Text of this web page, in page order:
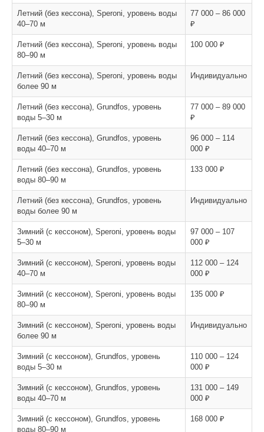
Летний (без кессона), Speroni, уровень воды
40–70 м
77 000 – 86 000
₽
Летний (без кессона), Speroni, уровень воды
80–90 м
100 000 ₽
Летний (без кессона), Speroni, уровень воды
более 90 м
Индивидуально
Летний (без кессона), Grundfos, уровень
воды 5–30 м
77 000 – 89 000
₽
Летний (без кессона), Grundfos, уровень
воды 40–70 м
96 000 – 114
000 ₽
Летний (без кессона), Grundfos, уровень
воды 80–90 м
133 000 ₽
Летний (без кессона), Grundfos, уровень
воды более 90 м
Индивидуально
Зимний (с кессоном), Speroni, уровень воды
5–30 м
97 000 – 107
000 ₽
Зимний (с кессоном), Speroni, уровень воды
40–70 м
112 000 – 124
000 ₽
Зимний (с кессоном), Speroni, уровень воды
80–90 м
135 000 ₽
Зимний (с кессоном), Speroni, уровень воды
более 90 м
Индивидуально
Зимний (с кессоном), Grundfos, уровень
воды 5–30 м
110 000 – 124
000 ₽
Зимний (с кессоном), Grundfos, уровень
воды 40–70 м
131 000 – 149
000 ₽
Зимний (с кессоном), Grundfos, уровень
воды 80–90 м
168 000 ₽